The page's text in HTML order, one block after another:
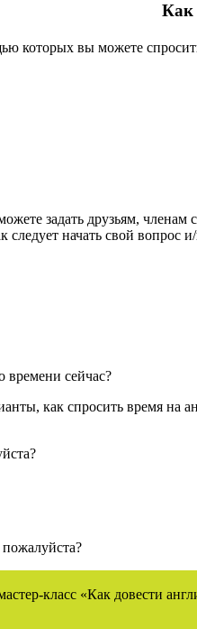
Как
которых вы можете
задать друзьям,
следует начать свой вопрос
времени сейчас?
как спросить время на
класс «Как довести